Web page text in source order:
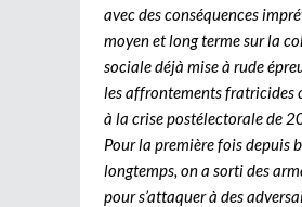
avec des conséquences
moyen et long terme sur la
sociale déjà mise à rude
les affrontements fratricides
à la crise postélectorale de
Pour la première fois depuis
longtemps, on a sorti des
pour s’attaquer à des